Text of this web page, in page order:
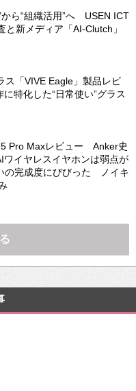
から“組織活用”へ USEN ICT
と新メディア「AI-Clutch」
ス「VIVE Eagle」製品レビ
特化した“日常使い”グラス
Pro Maxレビュー Anker史
ワイヤレスイヤホンは弱点が
の完成度にびびった ノイキ